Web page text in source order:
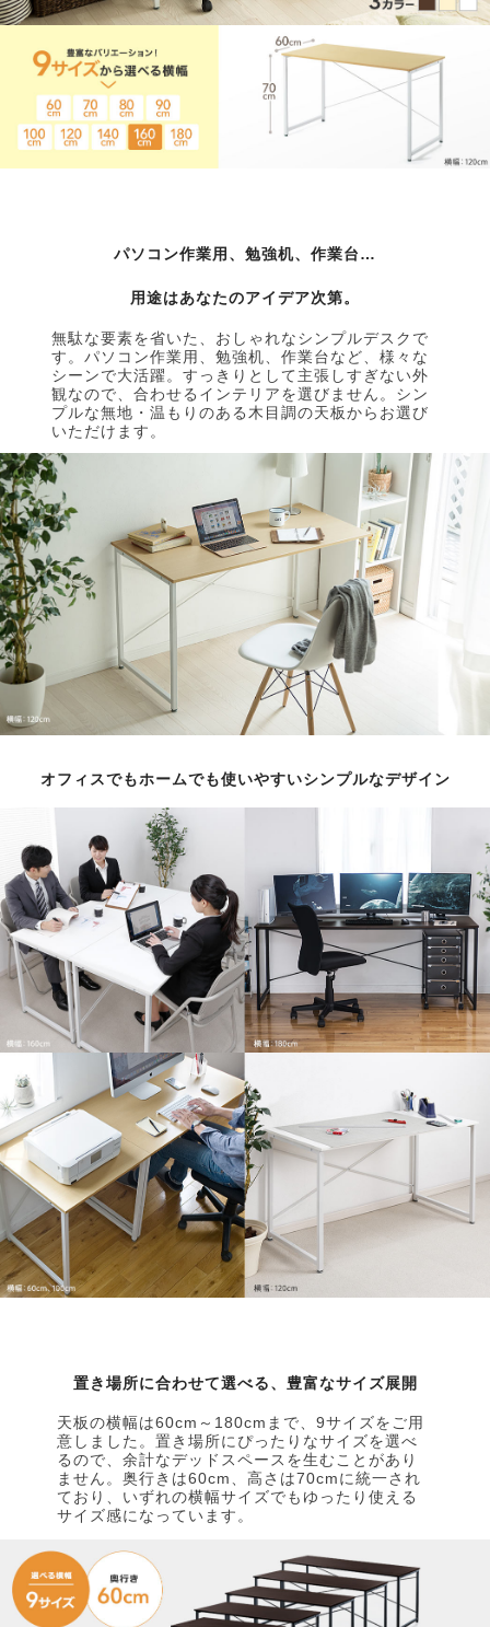
パソコン作業用、勉強机、作業台…
用途はあなたのアイデア次第。
無駄な要素を省いた、おしゃれなシンプルデスクで
す。パソコン作業用、勉強机、作業台など、様々な
シーンで大活躍。すっきりとして主張しすぎない外
観なので、合わせるインテリアを選びません。シン
プルな無地・温もりのある木目調の天板からお選び
いただけます。
オフィスでもホームでも使いやすいシンプルなデザイン
置き場所に合わせて選べる、豊富なサイズ展開
天板の横幅は60cm～180cmまで、9サイズをご用
意しました。置き場所にぴったりなサイズを選べ
るので、余計なデッドスペースを生むことがあり
ません。奥行きは60cm、高さは70cmに統一され
ており、いずれの横幅サイズでもゆったり使える
サイズ感になっています。